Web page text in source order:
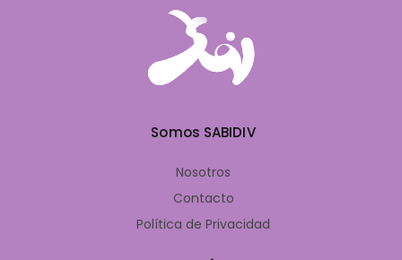
Somos SABIDIV
Nosotros
Contacto
Política de Privacidad